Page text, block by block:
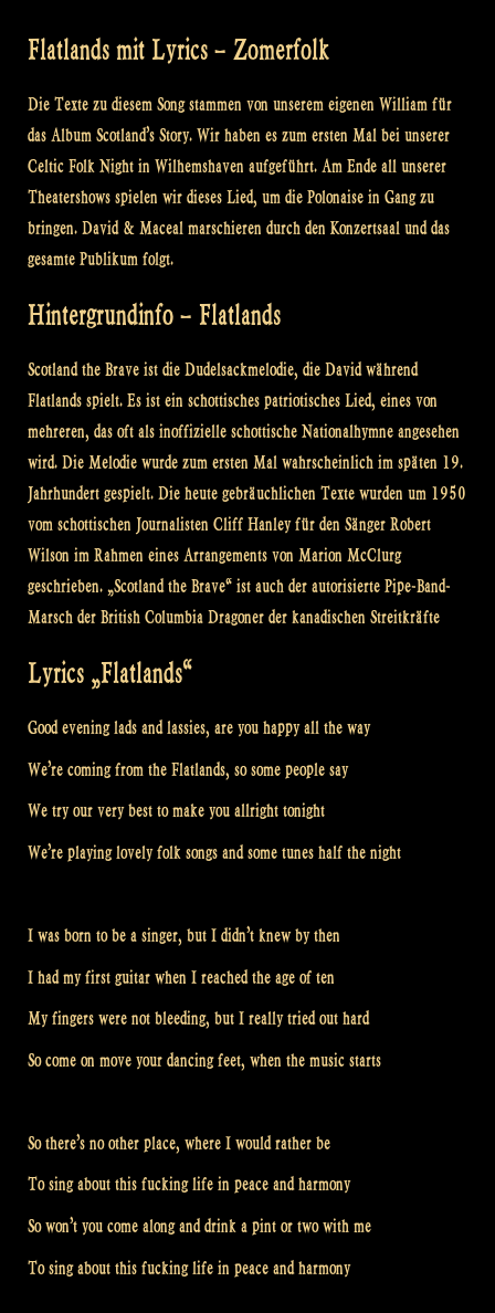
Flatlands mit Lyrics – Zomerfolk
Die Texte zu diesem Song stammen von unserem eigenen William für
das Album Scotland’s Story. Wir haben es zum ersten Mal bei unserer
Celtic Folk Night in Wilhemshaven aufgeführt. Am Ende all unserer
Theatershows spielen wir dieses Lied, um die Polonaise in Gang zu
bringen. David & Maceal marschieren durch den Konzertsaal und das
gesamte Publikum folgt.
Hintergrundinfo – Flatlands
Scotland the Brave ist die Dudelsackmelodie, die David während
Flatlands spielt. Es ist ein schottisches patriotisches Lied, eines von
mehreren, das oft als inoffizielle schottische Nationalhymne angesehen
wird. Die Melodie wurde zum ersten Mal wahrscheinlich im späten 19.
Jahrhundert gespielt. Die heute gebräuchlichen Texte wurden um 1950
vom schottischen Journalisten Cliff Hanley für den Sänger Robert
Wilson im Rahmen eines Arrangements von Marion McClurg
geschrieben. „Scotland the Brave“ ist auch der autorisierte Pipe-Band-
Marsch der British Columbia Dragoner der kanadischen Streitkräfte
Lyrics „Flatlands“
Good evening lads and lassies, are you happy all the way
We’re coming from the Flatlands, so some people say
We try our very best to make you allright tonight
We’re playing lovely folk songs and some tunes half the night
I was born to be a singer, but I didn’t knew by then
I had my first guitar when I reached the age of ten
My fingers were not bleeding, but I really tried out hard
So come on move your dancing feet, when the music starts
So there’s no other place, where I would rather be
To sing about this fucking life in peace and harmony
So won’t you come along and drink a pint or two with me
To sing about this fucking life in peace and harmony